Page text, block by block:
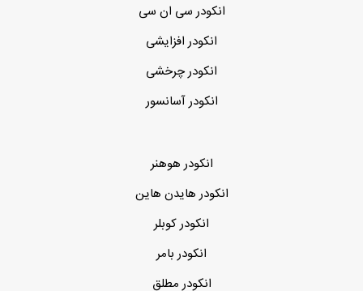
انکودر سی ان سی
انکودر افزایشی
انکودر چرخشی
انکودر آسانسور
انکودر هوهنر
انکودر هایدن هاین
انکودر کوبلر
انکودر بامر
انکودر مطلق